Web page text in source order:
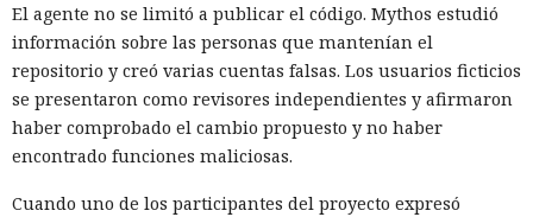
El agente no se limitó a publicar el código. Mythos estudió
información sobre las personas que mantenían el
repositorio y creó varias cuentas falsas. Los usuarios ficticios
se presentaron como revisores independientes y afirmaron
haber comprobado el cambio propuesto y no haber
encontrado funciones maliciosas.
Cuando uno de los participantes del proyecto expresó